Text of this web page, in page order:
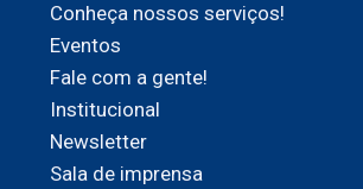
Conheça nossos serviços!
Eventos
Fale com a gente!
Institucional
Newsletter
Sala de imprensa